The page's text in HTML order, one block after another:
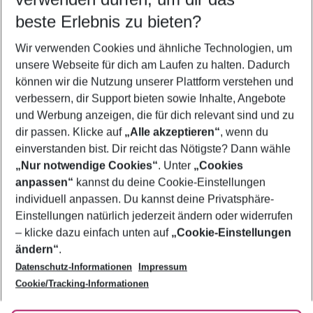
5-8 Nächte
2 Erwachsene Keine Kinder
Mehr Filter anzeigen
Footer
Footer navigation
Über uns
AGB
Bestpreisgarantie
Cookie-Einstellungen ändern
Cookie-Richtlinie
Agenturbetreuung
Barrierefreies Reisen
Folge uns
beste Erlebnis zu bieten?
Wir verwenden Cookies und ähnliche Technologien, um
unsere Webseite für dich am Laufen zu halten. Dadurch
können wir die Nutzung unserer Plattform verstehen und
verbessern, dir Support bieten sowie Inhalte, Angebote
und Werbung anzeigen, die für dich relevant sind und zu
dir passen. Klicke auf „Alle akzeptieren“, wenn du
einverstanden bist. Dir reicht das Nötigste? Dann wähle
„Nur notwendige Cookies“. Unter „Cookies
anpassen“ kannst du deine Cookie-Einstellungen
individuell anpassen. Du kannst deine Privatsphäre-
Einstellungen natürlich jederzeit ändern oder widerrufen
– klicke dazu einfach unten auf „Cookie-Einstellungen
ändern“.
Datenschutz-Informationen
Impressum
Cookie/Tracking-Informationen